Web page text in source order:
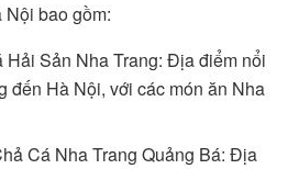
bao gồm:
Hải Sản Nha Trang: Địa điểm nổi
đến Hà Nội, với các món ăn Nha
Cá Nha Trang Quảng Bá: Địa